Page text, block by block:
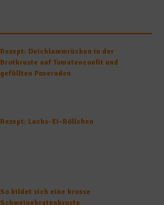
Rezept: Deichlammrücken in der
Brotkruste auf Tomatenconfit und
gefüllten Poveraden
Rezept: Lachs-Ei-Röllchen
So bildet sich eine krosse
Schweinebratenkruste